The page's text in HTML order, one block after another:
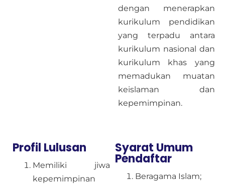
dengan menerapkan
kurikulum pendidikan
yang terpadu antara
kurikulum nasional dan
kurikulum khas yang
memadukan muatan
keislaman dan
kepemimpinan.
Profil Lulusan
Memiliki jiwa
kepemimpinan
Syarat Umum
Pendaftar
Beragama Islam;